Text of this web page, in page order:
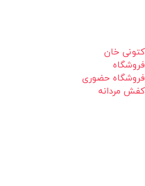
کتونی خان
فروشگاه
فروشگاه حضوری
کفش مردانه